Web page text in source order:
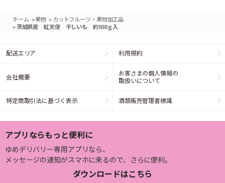
ホーム >果物 > カットフルーツ・果物加工品
> 茨城県産 紅天使 干しいも 約100ｇ入
配送エリア 利用規約
会社概要
お客さまの個人情報の
取扱いについて
特定商取引法に基づく表示 酒類販売管理者標識
アプリならもっと便利に
ゆめデリバリー専用アプリなら、
メッセージの通知がスマホに来るので、さらに便利。
ダウンロードはこちら